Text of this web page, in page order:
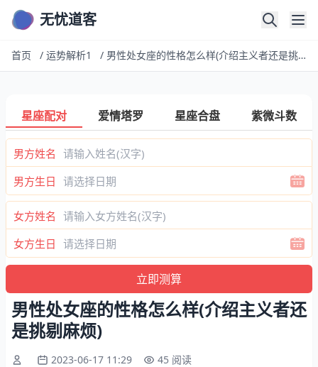
无忧道客
首页 / 运势解析1 / 男性处女座的性格怎么样(介绍主义者还是挑剔麻烦)
星座配对 爱情塔罗 星座合盘 紫微斗数
男方姓名
男方生日
女方姓名
女方生日
男性处女座的性格怎么样(介绍主义者还
是挑剔麻烦)
2023-06-17 11:29 45 阅读